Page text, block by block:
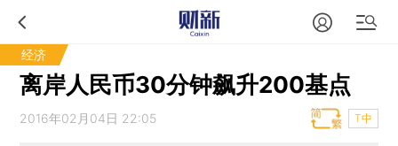
经济
离岸人民币30分钟飙升200基点
2016年02月04日 22:05 T中